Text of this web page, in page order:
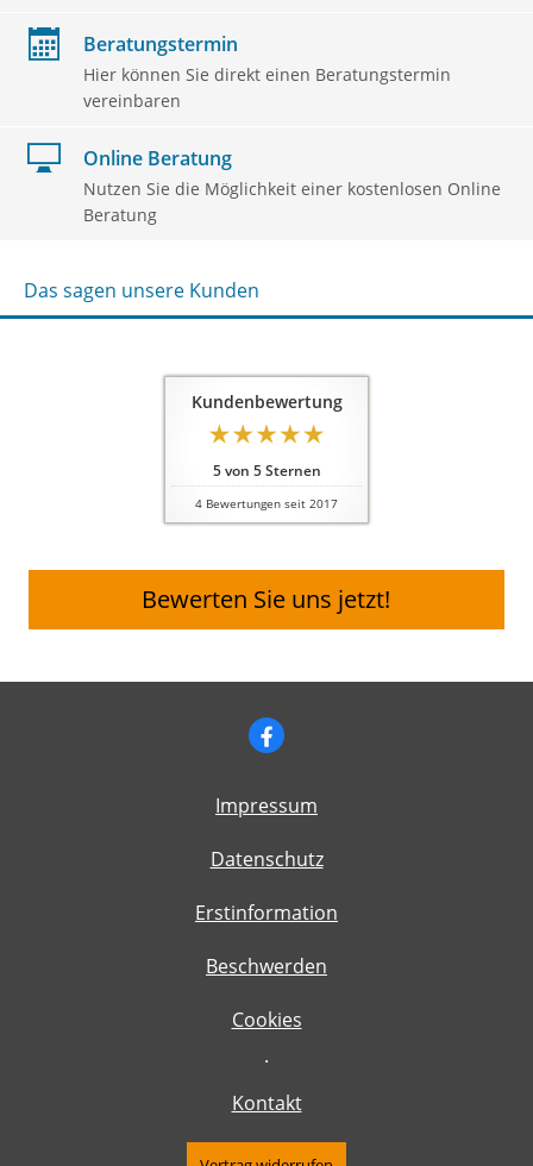
Beratungstermin
Hier können Sie direkt einen Beratungstermin
vereinbaren
Online Beratung
Nutzen Sie die Möglichkeit einer kostenlosen Online
Beratung
Das sagen unsere Kunden
Kundenbewertung
5von 5Sternen
4 Bewertungen seit 2017
Bewerten Sie uns jetzt!
Impressum
Datenschutz
Erstinformation
Beschwerden
Cookies
·
Kontakt